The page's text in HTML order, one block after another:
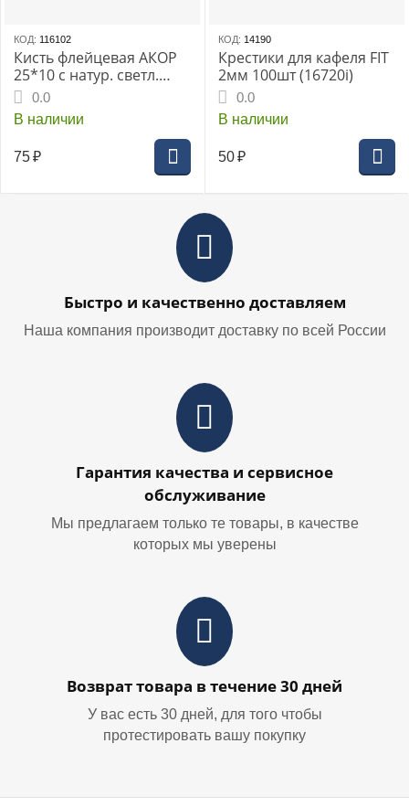
КОД: 116102
Кисть флейцевая АКОР
25*10 с натур. светл.
щетиной для эмалей
0.0
В наличии
75 ₽
КОД: 14190
Крестики для кафеля FIT
2мм 100шт (16720i)
0.0
В наличии
50 ₽
Быстро и качественно доставляем
Наша компания производит доставку по всей России
Гарантия качества и сервисное
обслуживание
Мы предлагаем только те товары, в качестве
которых мы уверены
Возврат товара в течение 30 дней
У вас есть 30 дней, для того чтобы
протестировать вашу покупку